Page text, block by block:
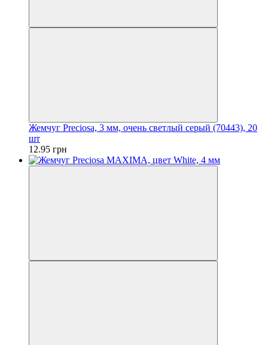
Жемчуг Preciosa, 3 мм, очень светлый серый (70443), 20
шт
12.95 грн